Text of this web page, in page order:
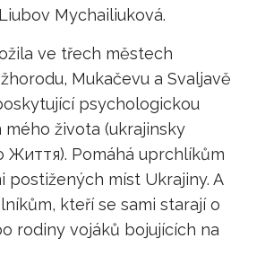
Mychailiuková.
ve třech městech
Mukačevu a Svaljavě
psychologickou
života (ukrajinsky
Pomáhá uprchlíkům
postižených míst Ukrajiny. A
kteří se sami starají o
rodiny vojáků bojujících na